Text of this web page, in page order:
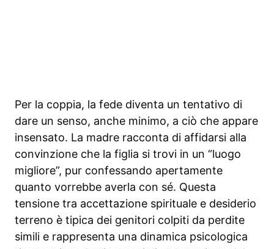
Per la coppia, la fede diventa un tentativo di
dare un senso, anche minimo, a ciò che appare
insensato. La madre racconta di affidarsi alla
convinzione che la figlia si trovi in un “luogo
migliore”, pur confessando apertamente
quanto vorrebbe averla con sé. Questa
tensione tra accettazione spirituale e desiderio
terreno è tipica dei genitori colpiti da perdite
simili e rappresenta una dinamica psicologica